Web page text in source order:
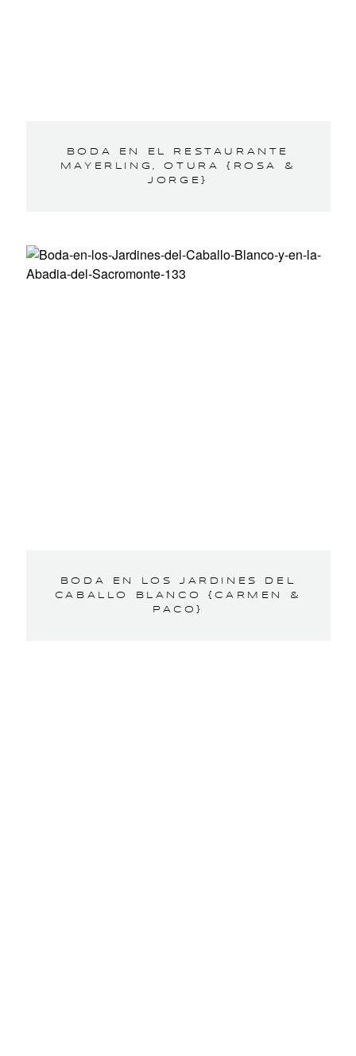
BODA EN EL RESTAURANTE
MAYERLING, OTURA {ROSA &
JORGE}
BODA EN LOS JARDINES DEL
CABALLO BLANCO {CARMEN &
PACO}